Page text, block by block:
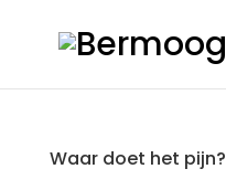
Waar doet het pijn?